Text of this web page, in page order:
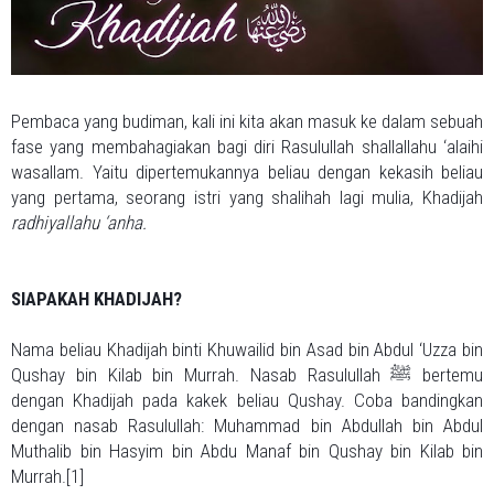
Pembaca yang budiman, kali ini kita akan masuk ke dalam sebuah
fase yang membahagiakan bagi diri Rasulullah shallallahu ‘alaihi
wasallam. Yaitu dipertemukannya beliau dengan kekasih beliau
yang pertama, seorang istri yang shalihah lagi mulia, Khadijah
radhiyallahu ‘anha.
SIAPAKAH KHADIJAH?
Nama beliau Khadijah binti Khuwailid bin Asad bin Abdul ‘Uzza bin
Qushay bin Kilab bin Murrah. Nasab Rasulullah ﷺ bertemu
dengan Khadijah pada kakek beliau Qushay. Coba bandingkan
dengan nasab Rasulullah: Muhammad bin Abdullah bin Abdul
Muthalib bin Hasyim bin Abdu Manaf bin Qushay bin Kilab bin
Murrah.[1]